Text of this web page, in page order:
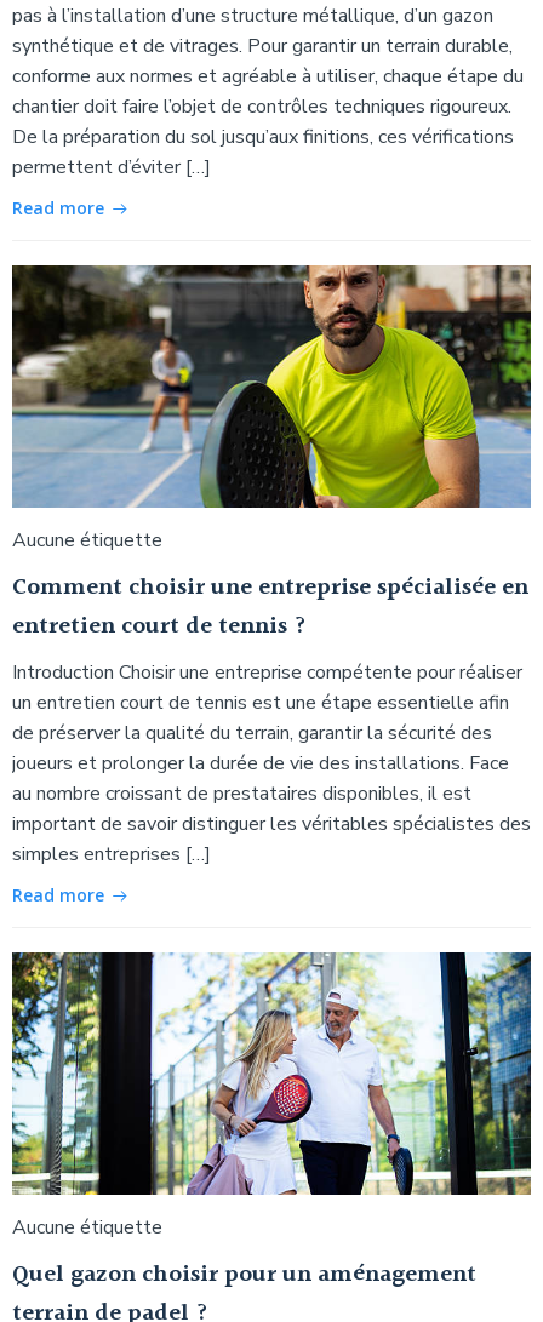
pas à l’installation d’une structure métallique, d’un gazon
synthétique et de vitrages. Pour garantir un terrain durable,
conforme aux normes et agréable à utiliser, chaque étape du
chantier doit faire l’objet de contrôles techniques rigoureux.
De la préparation du sol jusqu’aux finitions, ces vérifications
permettent d’éviter […]
Read more
Aucune étiquette
Comment choisir une entreprise spécialisée en
entretien court de tennis ?
Introduction Choisir une entreprise compétente pour réaliser
un entretien court de tennis est une étape essentielle afin
de préserver la qualité du terrain, garantir la sécurité des
joueurs et prolonger la durée de vie des installations. Face
au nombre croissant de prestataires disponibles, il est
important de savoir distinguer les véritables spécialistes des
simples entreprises […]
Read more
Aucune étiquette
Quel gazon choisir pour un aménagement
terrain de padel ?